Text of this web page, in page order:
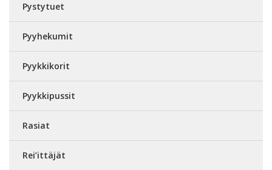
Pystytuet
Pyyhekumit
Pyykkikorit
Pyykkipussit
Rasiat
Rei’ittäjät